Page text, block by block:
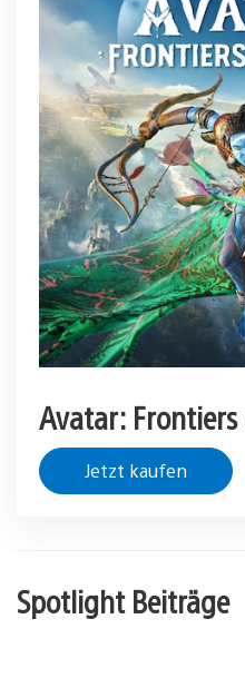
Avatar:
Jetzt kaufen
Spotlight Beiträge